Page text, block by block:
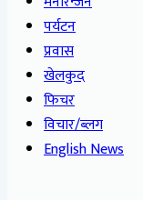
पर्यटन
प्रवास
खेलकुद
फिचर
विचार/ब्लग
English News